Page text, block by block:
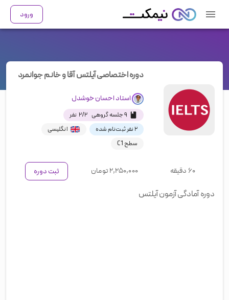
ورود
دوره اختصاصی آیلتس آقا و خانم جوانمرد
استاداحسان خوشدل
۹ جلسه گروهی ۲/۲ نفر
۲نفر ثبت‌نام شده
انگلیسی
سطح C1
۶۰ دقیقه ۲,۲۵۰,۰۰۰تومان ثبت دوره
دوره آمادگی آزمون آیلتس